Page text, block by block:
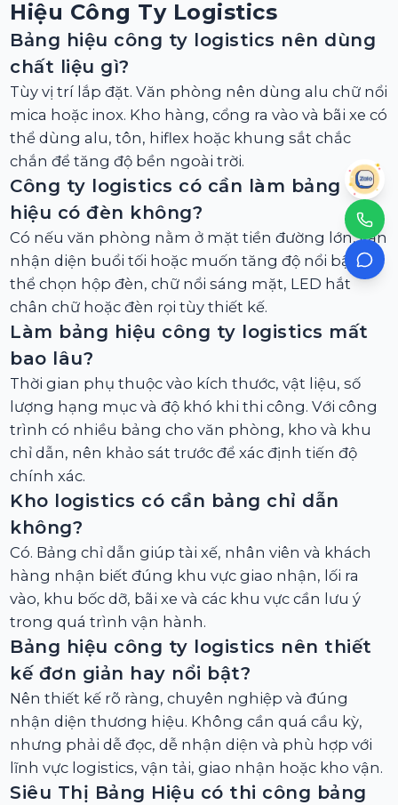
Hiệu Công Ty Logistics
Bảng hiệu công ty logistics nên dùng
chất liệu gì?
Tùy vị trí lắp đặt. Văn phòng nên dùng alu chữ nổi
mica hoặc inox. Kho hàng, cổng ra vào và bãi xe có
thể dùng alu, tôn, hiflex hoặc khung sắt chắc
chắn để tăng độ bền ngoài trời.
Công ty logistics có cần làm bảng
hiệu có đèn không?
Có nếu văn phòng nằm ở mặt tiền đường lớn, cần
nhận diện buổi tối hoặc muốn tăng độ nổi bật. Có
thể chọn hộp đèn, chữ nổi sáng mặt, LED hắt
chân chữ hoặc đèn rọi tùy thiết kế.
Làm bảng hiệu công ty logistics mất
bao lâu?
Thời gian phụ thuộc vào kích thước, vật liệu, số
lượng hạng mục và độ khó khi thi công. Với công
trình có nhiều bảng cho văn phòng, kho và khu
chỉ dẫn, nên khảo sát trước để xác định tiến độ
chính xác.
Kho logistics có cần bảng chỉ dẫn
không?
Có. Bảng chỉ dẫn giúp tài xế, nhân viên và khách
hàng nhận biết đúng khu vực giao nhận, lối ra
vào, khu bốc dỡ, bãi xe và các khu vực cần lưu ý
trong quá trình vận hành.
Bảng hiệu công ty logistics nên thiết
kế đơn giản hay nổi bật?
Nên thiết kế rõ ràng, chuyên nghiệp và đúng
nhận diện thương hiệu. Không cần quá cầu kỳ,
nhưng phải dễ đọc, dễ nhận diện và phù hợp với
lĩnh vực logistics, vận tải, giao nhận hoặc kho vận.
Siêu Thị Bảng Hiệu có thi công bảng